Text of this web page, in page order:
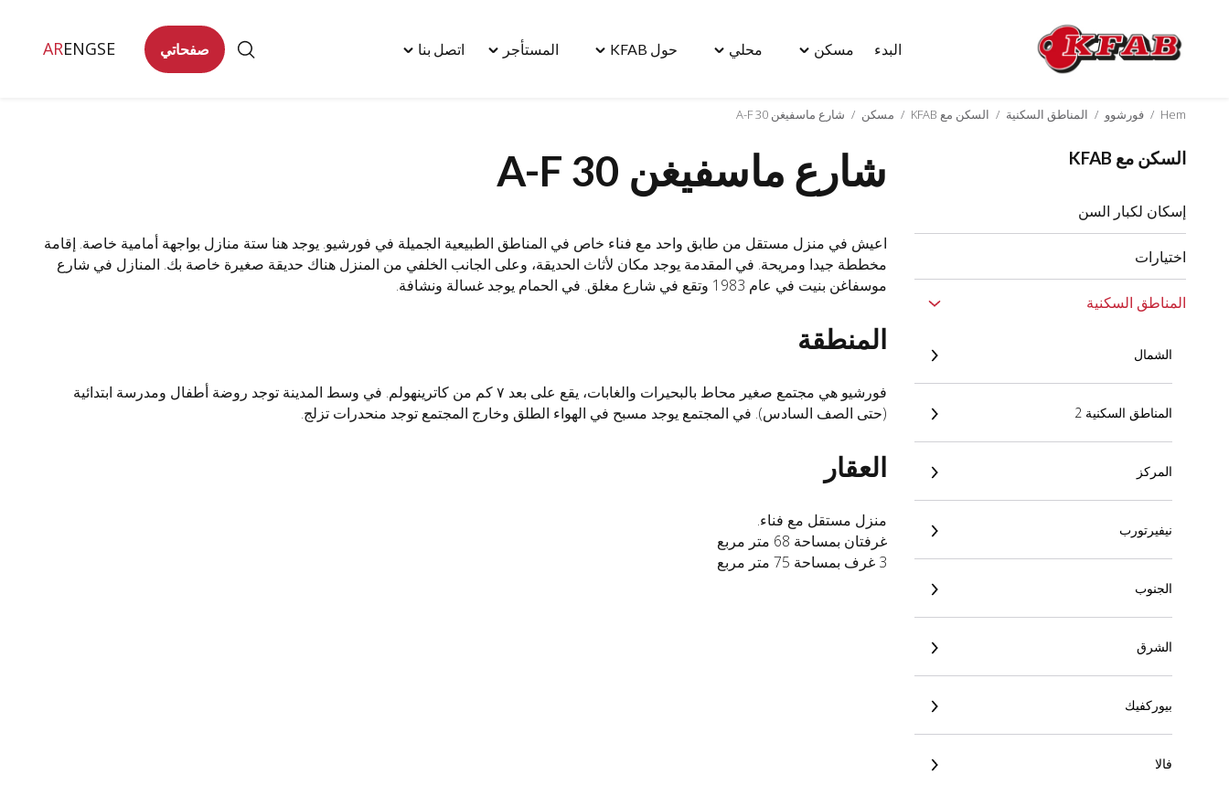
Skip
البدء مسكن Toggle
محلي Toggle
حول KFAB
Toggle
المستأجر Toggleاتصل بنا Toggle
صفحاتي SE
ENG
AR
Hem
/ فورشوو / المناطق السكنية / السكن مع KFAB / مسكن / شارع ماسفيغن 30 A-F
السكن مع KFAB
إسكان لكبار السن
اختيارات
المناطق السكنية
الشمال
المناطق السكنية 2
المركز
نيفيرتورب
الجنوب
الشرق
بيوركفيك
فالا
شارع ماسفيغن 30 A-F
اعيش في منزل مستقل من طابق واحد مع فناء خاص في المناطق الطبيعية الجميلة في فورشيو. يوجد هنا ستة منازل بواجهة أمامية خاصة. إقامة
مخططة جيدا ومريحة. في المقدمة يوجد مكان لأثاث الحديقة، وعلى الجانب الخلفي من المنزل هناك حديقة صغيرة خاصة بك. المنازل في شارع
موسفاغن بنيت في عام 1983 وتقع في شارع مغلق. في الحمام يوجد غسالة ونشافة.
المنطقة
فورشيو هي مجتمع صغير محاط بالبحيرات والغابات، يقع على بعد ٧ كم من كاترينهولم. في وسط المدينة توجد روضة أطفال ومدرسة ابتدائية
(حتى الصف السادس). في المجتمع يوجد مسبح في الهواء الطلق وخارج المجتمع توجد منحدرات تزلج.
العقار
منزل مستقل مع فناء.
غرفتان بمساحة 68 متر مربع
3 غرف بمساحة 75 متر مربع